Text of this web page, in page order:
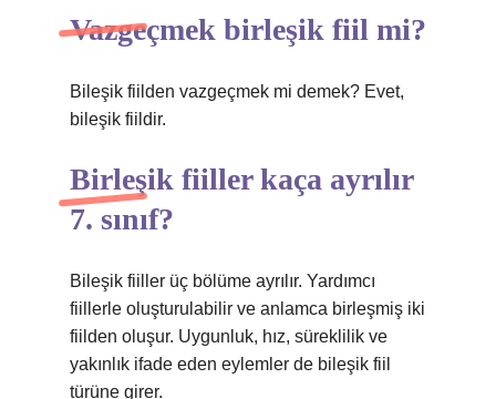
Vazgeçmek birleşik fiil mi?
Bileşik fiilden vazgeçmek mi demek? Evet,
bileşik fiildir.
Birleşik fiiller kaça ayrılır
7. sınıf?
Bileşik fiiller üç bölüme ayrılır. Yardımcı
fiillerle oluşturulabilir ve anlamca birleşmiş iki
fiilden oluşur. Uygunluk, hız, süreklilik ve
yakınlık ifade eden eylemler de bileşik fiil
türüne girer.